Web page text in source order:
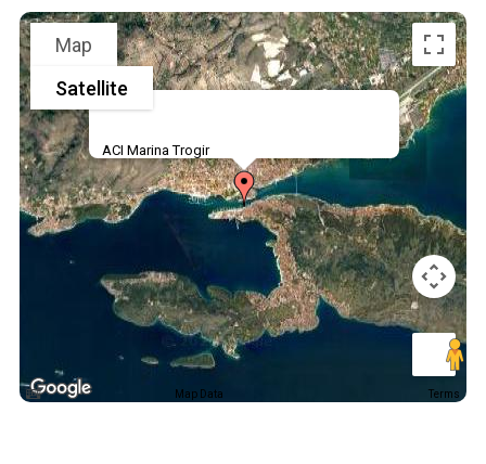
ACI Marina Trogir
Map
Satellite
Map Data Terms